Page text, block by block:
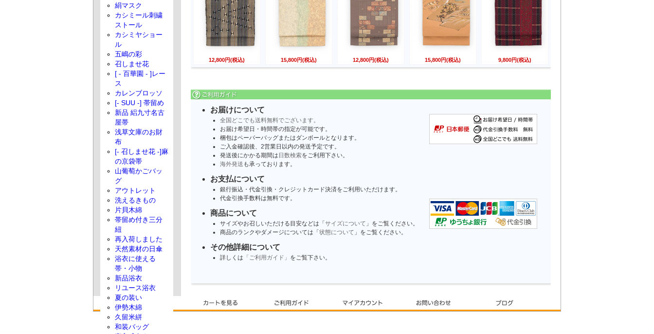
12,800円(税込) 15,800円(税込) 12,800円(税込) 15,800円(税込) 9,800円(税込)
お届けについて
全国どこでも送料無料でございます。
お届け希望日・時間帯の指定が可能です。
梱包はペーパーバッグまたはダンボールとなります。
ご入金確認後、2営業日以内の発送予定です。
発送後にかかる期間は 日数検索をご利用下さい。
海外発送 も承っております。
お支払について
銀行振込・代金引換・クレジットカード決済をご利用いただけます。
代金引換手数料は無料です。
商品について
サイズやお召しいただける目安などは「 サイズについて 」をご覧ください。
商品のランクやダメージについては「 状態について 」をご覧ください。
その他詳細について
詳しくは 「ご利用ガイド」 をご覧下さい。
絹マスク
カシミール刺繍
ストール
カシミヤショー
ル
五嶋の彩
召しませ花
[ - 百華園 - ]レー
ス
カレンブロッソ
[- SUU -] 帯留め
新品 絽九寸名古
屋帯
浅草文庫のお財
布
[- 召しませ花 -]麻
の京袋帯
山葡萄かごバッ
グ
アウトレット
洗えるきもの
片貝木綿
帯留め付き三分
紐
再入荷しました
天然素材の日傘
浴衣に使える
帯・小物
新品浴衣
リユース浴衣
夏の装い
伊勢木綿
久留米絣
和装バッグ